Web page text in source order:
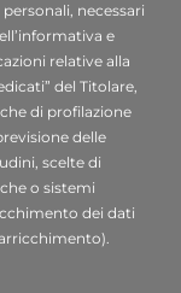
al fine di:
richiesta di
form;base
ai sensi
connesse ad
necessari
e
relative alla
del Titolare,
di profilazione
delle
scelte di
o sistemi
dei dati